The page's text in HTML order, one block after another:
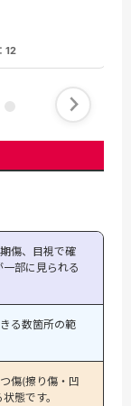
傷、目視で確
部に見られる
る数箇所の範
傷(擦り傷・凹
態です。